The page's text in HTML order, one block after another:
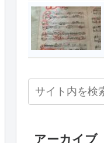
アーカイブ